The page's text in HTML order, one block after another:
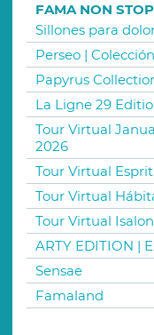
FAMA NON STOP
Sillones para
Perseo |
Papyrus
La Ligne 29
Tour Virtual
2026
Tour Virtual
Tour Virtual
Tour Virtual
ARTY EDITION |
Sensae
Famaland